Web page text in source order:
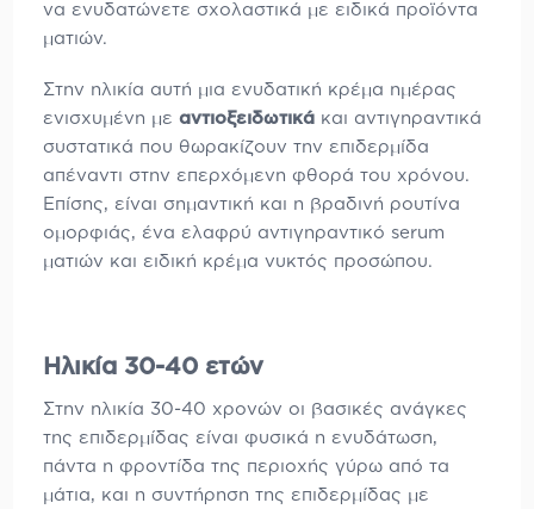
να ενυδατώνετε σχολαστικά με ειδικά προϊόντα
ματιών.
Στην ηλικία αυτή μια ενυδατική κρέμα ημέρας
ενισχυμένη μεαντιοξειδωτικά και αντιγηραντικά
συστατικά που θωρακίζουν την επιδερμίδα
απέναντι στην επερχόμενη φθορά του χρόνου.
Επίσης, είναι σημαντική και η βραδινή ρουτίνα
ομορφιάς, ένα ελαφρύ αντιγηραντικό serum
ματιών και ειδική κρέμα νυκτός προσώπου.
Ηλικία 30-40 ετών
Στην ηλικία 30-40 χρονών οι βασικές ανάγκες
της επιδερμίδας είναι φυσικά η ενυδάτωση,
πάντα η φροντίδα της περιοχής γύρω από τα
μάτια, και η συντήρηση της επιδερμίδας με